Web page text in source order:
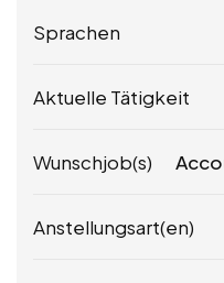
Sprachen
Aktuelle Tätigkeit
Wunschjob(s)
Anstellungsart(en)